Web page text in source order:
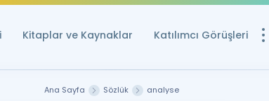
Kitaplar ve Kaynaklar Katılımcı Görüşleri
Ana Sayfa Sözlük analyse